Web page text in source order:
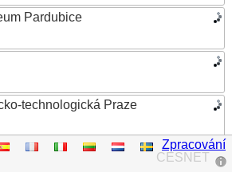
Pardubice
technologická Praze
v Praze
CESNET
Zpracování